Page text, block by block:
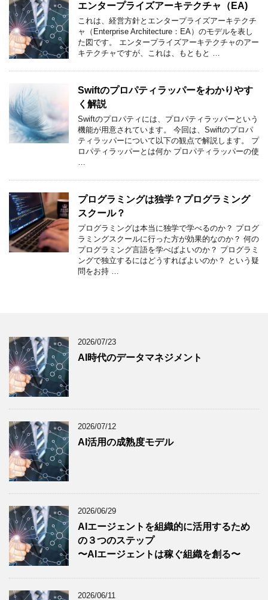
エンタープライズアーキテクチャ（EA)
これは、経営方針とエンタープライズアーキテクチ
ャ（Enterprise Architecture：EA）のモデルを表し
た図です。 エンタープライズアーキテクチャのアー
キテクチャですが、これは、もともと …
Swiftのプロパティラッパーをわかりやす
く解説
Swiftのプロパティには、プロパティラッパーという
機能が用意されています。 今回は、Swiftのプロパ
ティラッパーについて以下の観点で解説します。 プ
ロパティラッパーとは何か プロパティラッパーの使
…
プログラミングは独学？プログラミング
スクール？
プログラミングは本当に独学で学べるのか？ プログ
ラミングスクールに行った方が効果的なのか？ 何の
プログラミング言語を学べばよいのか？ プログラミ
ングで独立するにはどうすればよいのか？ という疑
問をお持 …
2026/07/23
AI時代のデータマネジメント
2026/07/12
AI活用の成熟度モデル
2026/06/29
AIエージェントを組織的に活用するため
の３つのステップ
〜AIエージェントは稼ぐ組織を創る〜
2026/06/11